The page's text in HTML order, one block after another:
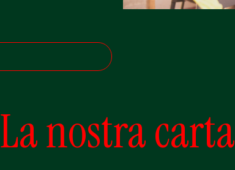
La nostra carta